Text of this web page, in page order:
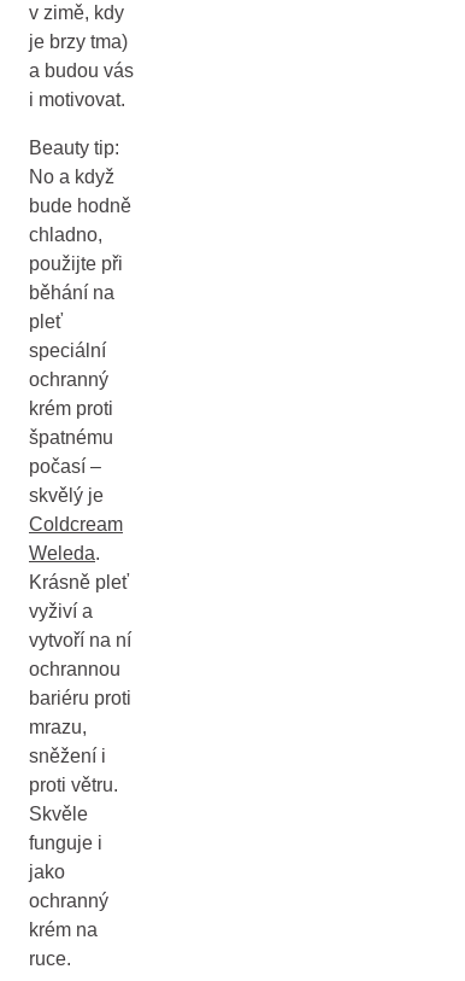
v zimě, kdy
je brzy tma)
a budou vás
i motivovat.
Beauty tip:
No a když
bude hodně
chladno,
použijte při
běhání na
pleť
speciální
ochranný
krém proti
špatnému
počasí –
skvělý je
Coldcream
Weleda.
Krásně pleť
vyživí a
vytvoří na ní
ochrannou
bariéru proti
mrazu,
sněžení i
proti větru.
Skvěle
funguje i
jako
ochranný
krém na
ruce.